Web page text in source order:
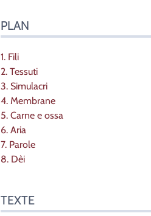
PLAN
1. Fili
2. Tessuti
3. Simulacri
4. Membrane
5. Carne e ossa
6. Aria
7. Parole
8. Dèi
TEXTE